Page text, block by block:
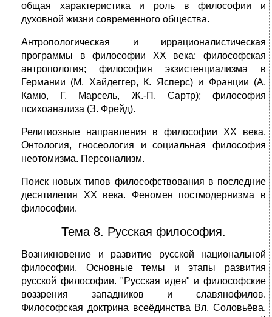
общая характеристика и роль в философии и
духовной жизни современного общества.
Антропологическая и иррационалистическая
программы в философии XX века: философская
антропология; философия экзистенциализма в
Германии (М. Хайдеггер, К. Ясперс) и Франции (А.
Камю, Г. Марсель, Ж.-П. Сартр); философия
психоанализа (З. Фрейд).
Религиозные направления в философии XX века.
Онтология, гносеология и социальная философия
неотомизма. Персонализм.
Поиск новых типов философствования в последние
десятилетия XX века. Феномен постмодернизма в
философии.
Тема 8. Русская философия.
Возникновение и развитие русской национальной
философии. Основные темы и этапы развития
русской философии. "Русская идея" и философские
воззрения западников и славянофилов.
Философская доктрина всеёдинства Вл. Соловьёва.